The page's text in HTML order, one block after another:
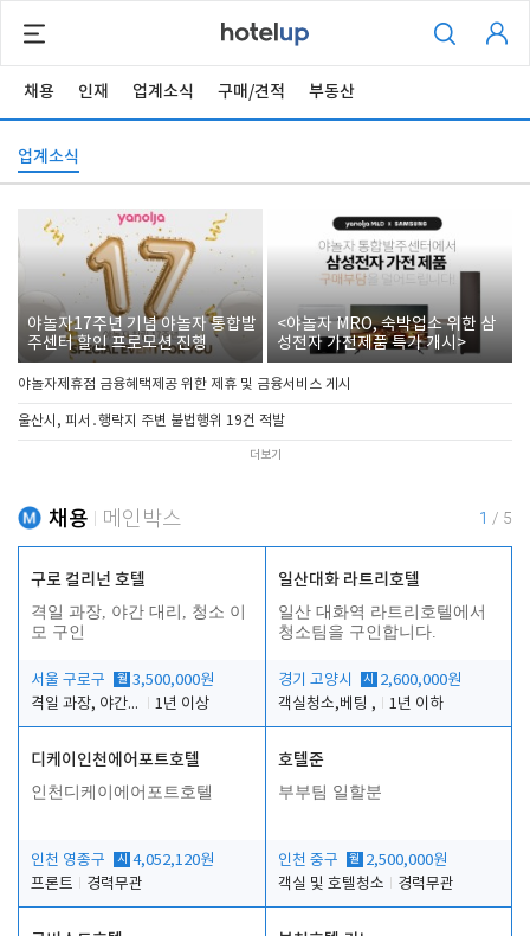
채용 인재 업계소식 구매/견적 부동산
업계소식
야놀자17주년 기념 야놀자 통합발
주센터 할인 프로모션 진행
<야놀자 MRO, 숙박업소 위한 삼
성전자 가전제품 특가 개시>
야놀자제휴점 금융혜택제공 위한 제휴 및 금융서비스 게시
울산시, 피서․행락지 주변 불법행위 19건 적발
더보기
채용 메인박스 1 / 5
구로 컬리넌 호텔
격일 과장, 야간 대리, 청소 이
모 구인
서울 구로구 월 3,500,000원
격일 과장, 야간 대리, 청소 이모
1년 이상
일산대화 라트리호텔
일산 대화역 라트리호텔에서
청소팀을 구인합니다.
경기 고양시 시
2,600,000원
객실청소,베팅 ,
1년 이하
디케이인천에어포트호텔
인천디케이에어포트호텔
인천 영종구 시 4,052,120원
프론트
경력무관
호텔준
부부팀 일할분
인천 중구 월 2,500,000원
객실 및 호텔청소
경력무관